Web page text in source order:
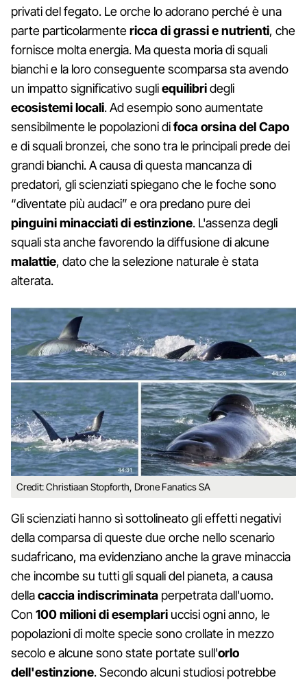
privati del fegato. Le orche lo adorano perché è una
parte particolarmentericca di grassi e nutrienti, che
fornisce molta energia. Ma questa moria di squali
bianchi e la loro conseguente scomparsa sta avendo
un impatto significativo sugliequilibridegli
ecosistemi locali. Ad esempio sono aumentate
sensibilmente le popolazioni difoca orsina del Capo
e di squali bronzei, che sono tra le principali prede dei
grandi bianchi. A causa di questa mancanza di
predatori, gli scienziati spiegano che le foche sono
“diventate più audaci” e ora predano pure dei
pinguini minacciati di estinzione. L'assenza degli
squali sta anche favorendo la diffusione di alcune
malattie, dato che la selezione naturale è stata
alterata.
Credit: Christiaan Stopforth, Drone Fanatics SA
Gli scienziati hanno sì sottolineato gli effetti negativi
della comparsa di queste due orche nello scenario
sudafricano, ma evidenziano anche la grave minaccia
che incombe su tutti gli squali del pianeta, a causa
dellacaccia indiscriminata perpetrata dall'uomo.
Con 100 milioni di esemplari uccisi ogni anno, le
popolazioni di molte specie sono crollate in mezzo
secolo e alcune sono state portate sull'orlo
dell'estinzione. Secondo alcuni studiosi potrebbe